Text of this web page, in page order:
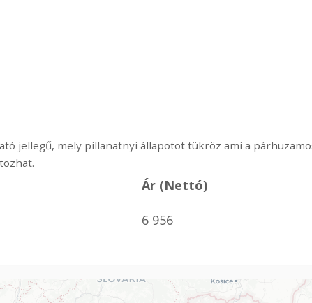
jellegű, mely pillanatnyi állapotot tükröz ami a
Ár (Nettó)
6 956